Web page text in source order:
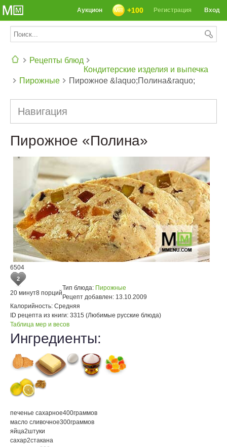
СЕГОДНЯ: 39142 РЕЦЕПТА
Вход
Регистрация
+100
Аукцион
Рецепты блюд
Кондитерские изделия и выпечка
Пирожные
Пирожное &laquo;Полина&raquo;
Навигация
Пирожное «Полина»
6504
2
20 минут8 порций
Тип блюда: Пирожные
Рецепт добавлен: 13.10.2009
Калорийность: Средняя
ID рецепта из книги: 3315 (Любимые русские блюда)
Таблица мер и весов
Ингредиенты:
печенье сахарное400граммов
масло сливочное300граммов
яйца2штуки
сахар2стакана